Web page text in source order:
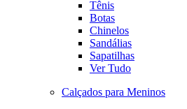
Tênis
Botas
Chinelos
Sandálias
Sapatilhas
Ver Tudo
Calçados para Meninos